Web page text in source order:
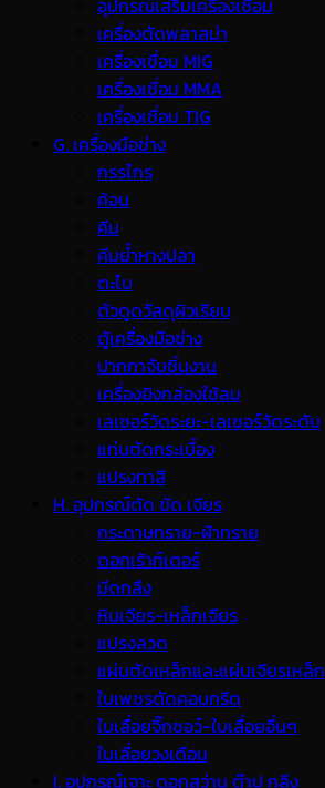
อุปกรณ์เสริมเครื่องเชื่อม
เครื่องตัดพลาสม่า
เครื่องเชื่อม MIG
เครื่องเชื่อม MMA
เครื่องเชื่อม TIG
G. เครื่องมือช่าง
กรรไกร
ค้อน
คีม
คีมย้ำหางปลา
ตะไบ
ตัวดูดวัสดุผิวเรียบ
ตู้เครื่องมือช่าง
ปากกาจับชิ้นงาน
เครื่องยิงกล่องใช้ลม
เลเซอร์วัดระยะ-เลเซอร์วัดระดับ
แท่นตัดกระเบื้อง
แปรงทาสี
H. อุปกรณ์ตัด ขัด เจียร
กระดาษทราย-ผ้าทราย
ดอกเร้าท์เตอร์
มีดกลึง
หินเจียร-เหล็กเจียร
แปรงลวด
แผ่นตัดเหล็กและแผ่นเจียรเหล็ก
ใบเพชรตัดคอนกรีต
ใบเลื่อยจิ๊กซอว์-ใบเลื่อยอื่นๆ
ใบเลื่อยวงเดือน
I. อุปกรณ์เจาะ ดอกสว่าน ต๊าป กลึง